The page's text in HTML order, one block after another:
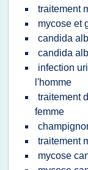
traitement
mycose et
candida
candida
infection
l'homme
traitement
femme
traitement
mycose